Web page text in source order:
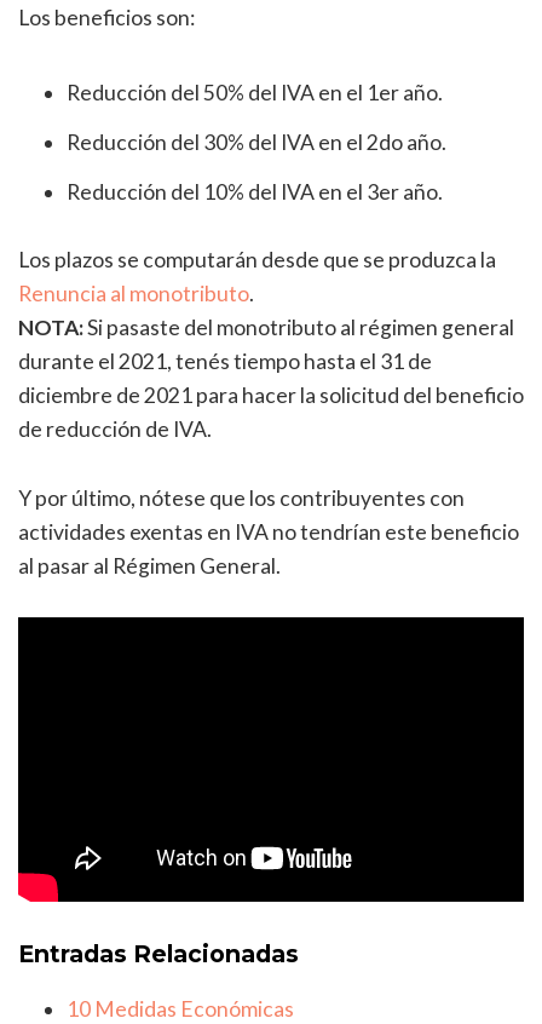
Los beneficios son:
Reducción del 50% del IVA en el 1er año.
Reducción del 30% del IVA en el 2do año.
Reducción del 10% del IVA en el 3er año.
Los plazos se computarán desde que se produzca la
Renuncia al monotributo.
NOTA:Si pasaste del monotributo al régimen general
durante el 2021, tenés tiempo hasta el 31 de
diciembre de 2021 para hacer la solicitud del beneficio
de reducción de IVA.
Y por último, nótese que los contribuyentes con
actividades exentas en IVA no tendrían este beneficio
al pasar al Régimen General.
Entradas Relacionadas
10 Medidas Económicas